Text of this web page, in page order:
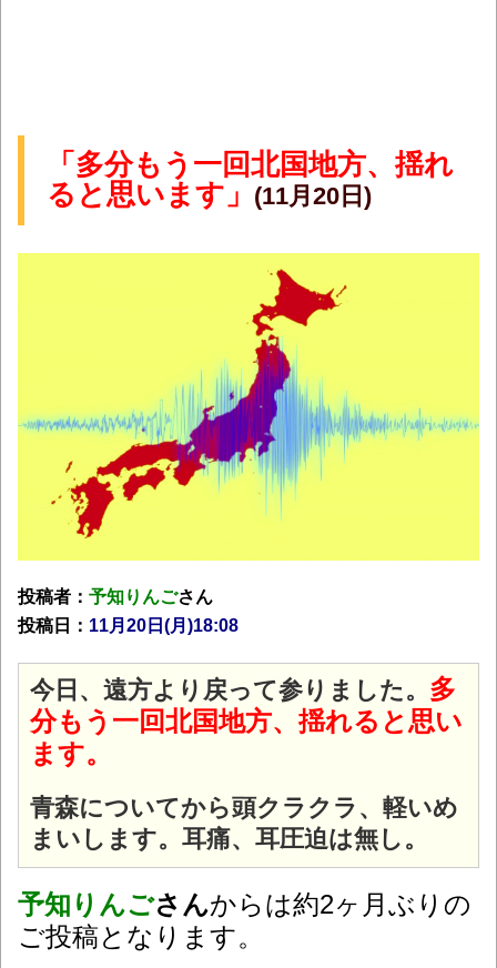
「多分もう一回北国地方、揺れ
ると思います」 (11月20日)
投稿者： 予知りんごさん
投稿日： 11月20日(月 )18:08
今日、遠方より戻って参りました。 多
分もう一回北国地方、揺れると思い
ます。
青森についてから頭クラクラ、軽いめ
まいします。耳痛、耳圧迫は無し。
予知りんごさんからは約2ヶ月ぶりの
ご投稿となります。